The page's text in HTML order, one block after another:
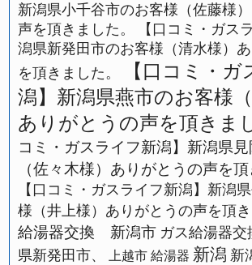
新潟県小千谷市のお客様（佐藤様
声を頂きました。
【口コミ・ガス
潟県新発田市のお客様（清水様）
を頂きました。
【口コミ・
潟】新潟県燕市のお客様（
ありがとうの声を頂きま
コミ・ガスライフ新潟】新潟県
（佐々木様）ありがとうの声を頂
【口コミ・ガスライフ新潟】新潟
様（井上様）ありがとうの声を頂き
給湯器交換 新潟市 ガス給湯器
県新発田市、
上越市 給湯器 新潟 新